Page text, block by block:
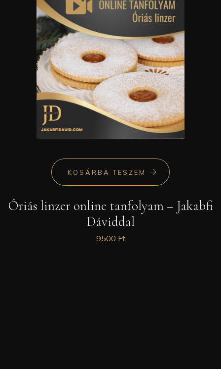
KOSÁRBA TESZEM
Óriás linzer online tanfolyam – Jakabfi
Dáviddal
9500 Ft